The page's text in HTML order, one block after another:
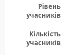
Рівень
учасників
Кількість
учасників